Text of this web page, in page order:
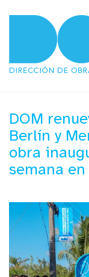
DOM
Berlín y
obra
semana